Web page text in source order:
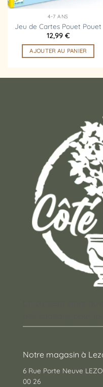
4-7 ANS
Jeu de Cartes Pouet Pouet
12,99 €
AJOUTER AU PANIER
Notre magasin à
6 Rue Porte Neuve
00 26